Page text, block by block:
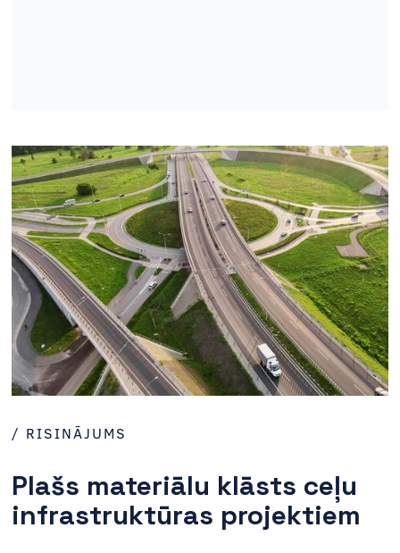
/ RISINĀJUMS
Plašs materiālu klāsts ceļu
infrastruktūras projektiem